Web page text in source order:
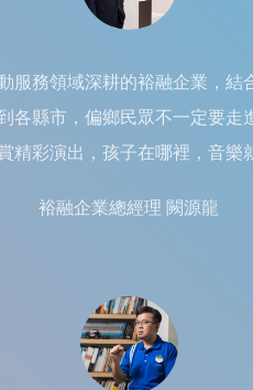
服務領域深耕的裕融企業，結
各縣市，偏鄉民眾不一定要走
精彩演出，孩子在哪裡，音樂
裕融企業總經理 闕源龍